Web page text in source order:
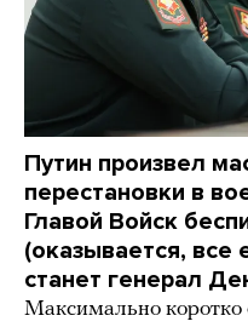
Путин произвел
перестановки в
Главой Войск
(оказывается, все
станет генерал
Максимально коротко